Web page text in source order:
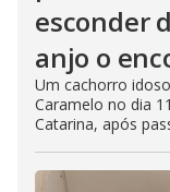
esconder
anjo o
Um cachorro
Caramelo no dia
Catarina, após